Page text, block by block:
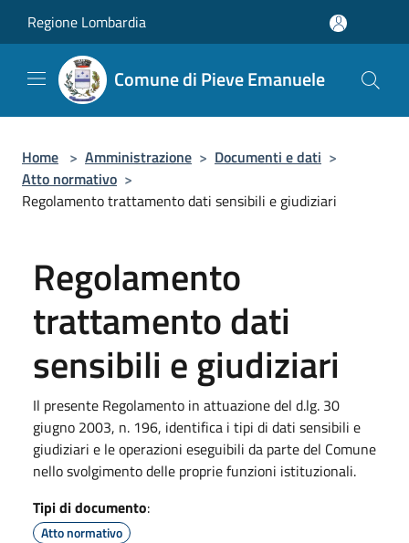
Regione Lombardia
Comune di Pieve Emanuele
Home > Amministrazione > Documenti e dati >
Atto normativo >
Regolamento trattamento dati sensibili e giudiziari
Regolamento
trattamento dati
sensibili e giudiziari
Il presente Regolamento in attuazione del d.lg. 30
giugno 2003, n. 196, identifica i tipi di dati sensibili e
giudiziari e le operazioni eseguibili da parte del Comune
nello svolgimento delle proprie funzioni istituzionali.
Tipi di documento:
Atto normativo